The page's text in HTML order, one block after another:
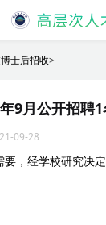
士后招收>
9月公开招聘
09-28
要，经学校研究决